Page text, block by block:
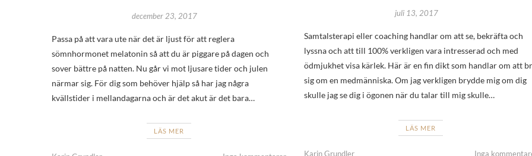
december 23, 2017
Passa på att vara ute när det är ljust för att reglera
sömnhormonet melatonin så att du är piggare på dagen och
sover bättre på natten. Nu går vi mot ljusare tider och julen
närmar sig. För dig som behöver hjälp så har jag några
kvällstider i mellandagarna och är det akut är det bara…
LÄS MER
juli 13, 2017
Samtalsterapi eller coaching handlar om att se, bekräfta och
lyssna och att till 100% verkligen vara intresserad och med
ödmjukhet visa kärlek. Här är en fin dikt som handlar om att
sig om en medmänniska. Om jag verkligen brydde mig om dig
skulle jag se dig i ögonen när du talar till mig skulle…
LÄS MER
Karin Grundler Inga